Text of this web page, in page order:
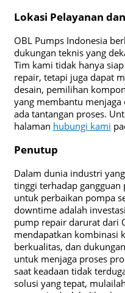
Lokasi Pelayanan
OBL Pumps Indonesia
dukungan teknis yang
Tim kami tidak hanya
repair, tetapi juga dapat
desain, pemilihan
yang membantu
ada tantangan proses.
halaman hubungi kami
Penutup
Dalam dunia industri
tinggi terhadap gangguan
untuk perbaikan pompa
downtime adalah
pump repair darurat dari
mendapatkan kombinasi
berkualitas, dan
untuk menjaga proses
saat keadaan tidak
solusi yang tepat,